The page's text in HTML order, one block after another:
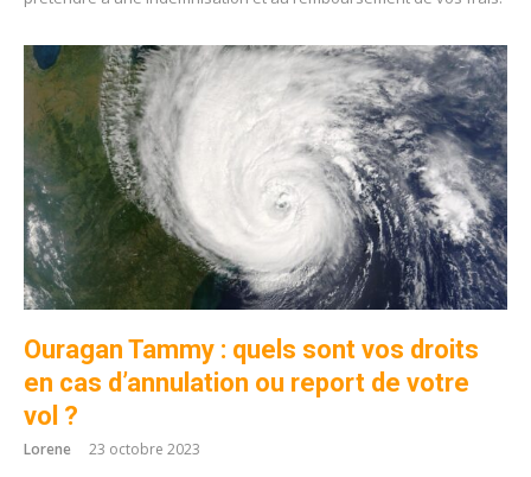
Ouragan Tammy : quels sont vos droits
en cas d’annulation ou report de votre
vol ?
Lorene 23 octobre 2023